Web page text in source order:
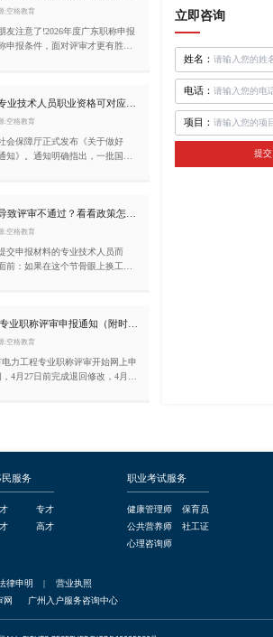
:空格教育
友注意了!2026年度广东职称申报
申报条件，面对评审才更有胜算!
广东人社厅：以下国家专业技术人员职业资格可对应广东省职称！
:空格教育
会保障厅正式发布《关于做好
知》。通知明确指出，一批国家
评审期间换工作会不会导致评审不通过？看看政策怎么说
:空格教育
交申报材料的专业技术人员而
前：如果在这个节骨眼上换工
2025年度深圳电力工程专业职称评审申报通知（附时间节点与条件）
:空格教育
力工程专业职称评审开始网上申
4月27日前完成退回修改，4月30
立即咨询
姓名：
电话：
项目：
提交
服务
专才
高才
职业考试服务
健康管理师
保育员
公共营养师
社工证
心理咨询师
律申明 |
营业执照
网 广州入户服务咨询中心